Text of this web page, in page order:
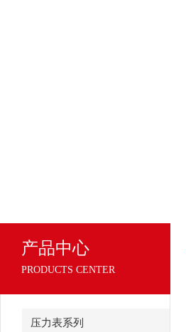
产品中心
PRODUCTS CENTER
压力表系列